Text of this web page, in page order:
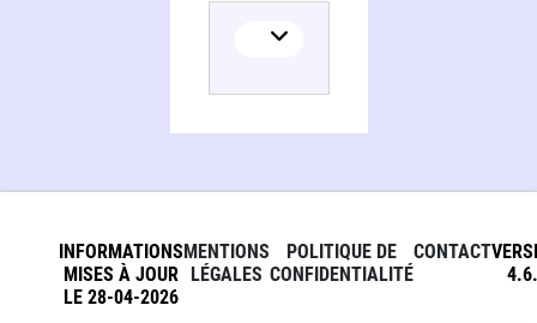
INFORMATIONS
MISES À JOUR
LE 28-04-2026
MENTIONS
LÉGALES
POLITIQUE DE
CONFIDENTIALITÉ
CONTACT